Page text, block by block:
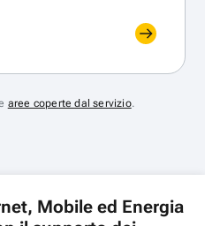
aree coperte dal servizio.
Mobile ed Energia